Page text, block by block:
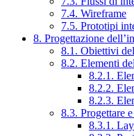
7.4. Wireframe
7.5. Prototipi
8. Progettazione
8.1. Obiettivi
8.2. Elementi
8.2.1.
8.2.2.
8.2.3.
8.3. Progettare
8.3.1.